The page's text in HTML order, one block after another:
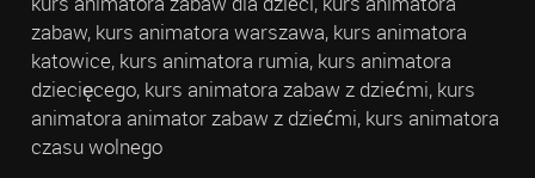
zabaw, kurs animatora warszawa, kurs animatora
katowice, kurs animatora rumia, kurs animatora
dziecięcego, kurs animatora zabaw z dziećmi, kurs
animatora animator zabaw z dziećmi, kurs animatora
czasu wolnego